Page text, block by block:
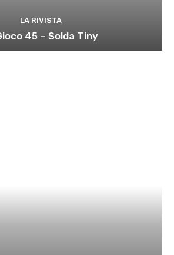
LA RIVISTA
45 – Solda Tiny